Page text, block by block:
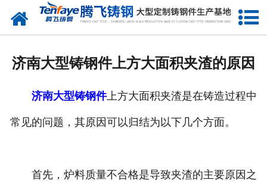
网站首页
生产能力
济南大型铸钢件上方大面积夹渣的原因
济南大型铸钢件上方大面积夹渣是在铸造过程中
常见的问题，其原因可以归结为以下几个方面。
首先，炉料质量不合格是导致夹渣的主要原因之